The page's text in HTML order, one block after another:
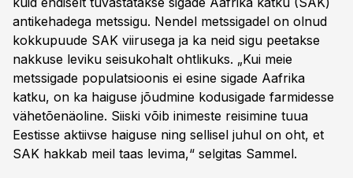
antikehadega metssigu. Nendel metssigadel on olnud
kokkupuude SAK viirusega ja ka neid sigu peetakse
nakkuse leviku seisukohalt ohtlikuks. „Kui meie
metssigade populatsioonis ei esine sigade Aafrika
katku, on ka haiguse jõudmine kodusigade farmidesse
vähetõenäoline. Siiski võib inimeste reisimine tuua
Eestisse aktiivse haiguse ning sellisel juhul on oht, et
SAK hakkab meil taas levima,“ selgitas Sammel.